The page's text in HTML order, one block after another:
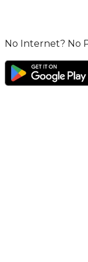
No Internet? No